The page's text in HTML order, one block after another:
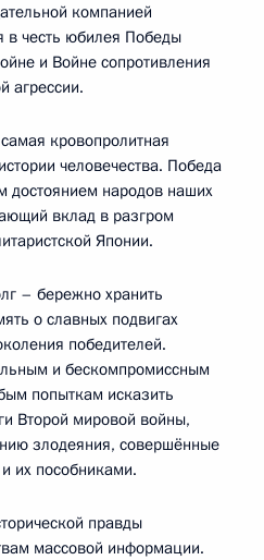
компанией
в честь юбилея Победы
и Войне сопротивления
агрессии.
кровопролитная
человечества. Победа
достоянием народов наших
вклад в разгром
Японии.
– бережно хранить
о славных подвигах
победителей.
и бескомпромиссным
попыткам исказить
Второй мировой войны,
злодеяния, совершённые
их пособниками.
правды
массовой информации.